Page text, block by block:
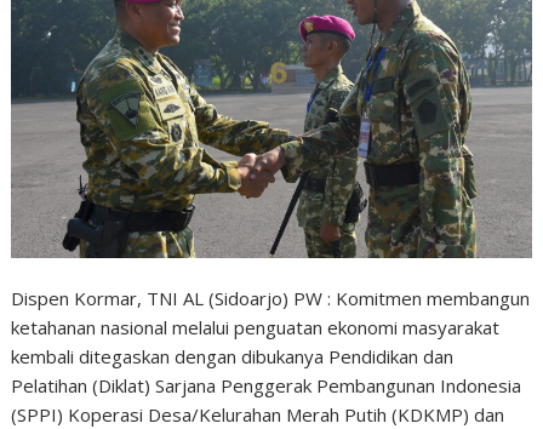
Dispen Kormar, TNI AL (Sidoarjo) PW : Komitmen membangun
ketahanan nasional melalui penguatan ekonomi masyarakat
kembali ditegaskan dengan dibukanya Pendidikan dan
Pelatihan (Diklat) Sarjana Penggerak Pembangunan Indonesia
(SPPI) Koperasi Desa/Kelurahan Merah Putih (KDKMP) dan